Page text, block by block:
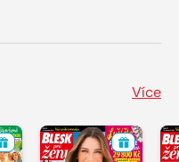
Více